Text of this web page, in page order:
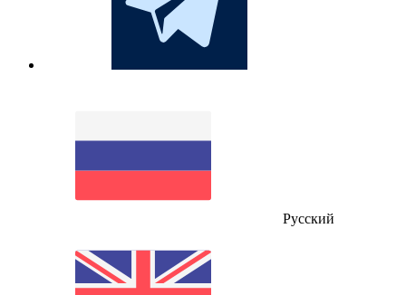
Русский